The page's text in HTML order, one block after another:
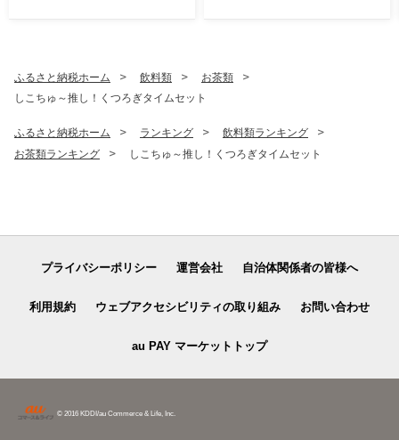
ふるさと納税ホーム 飲料類
お茶類
しこちゅ～推し！くつろぎタイムセット
ふるさと納税ホーム ランキング
飲料類ランキング
お茶類ランキング
しこちゅ～推し！くつろぎタイムセット
プライバシーポリシー 運営会社 自治体関係者の皆様へ
利用規約 ウェブアクセシビリティの取り組み お問い合わせ
au PAY マーケットトップ
© 2016 KDDI/au Commerce & Life, Inc.